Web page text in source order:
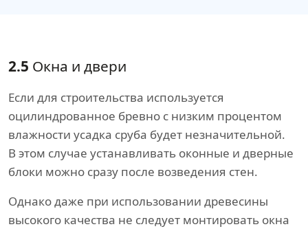
2.5 Окна и двери
Если для строительства используется
оцилиндрованное бревно с низким процентом
влажности усадка сруба будет незначительной.
В этом случае устанавливать оконные и дверные
блоки можно сразу после возведения стен.
Однако даже при использовании древесины
высокого качества не следует монтировать окна